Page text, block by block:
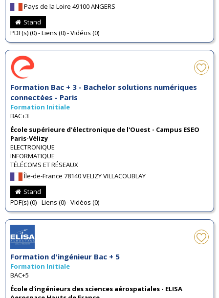
Pays de la Loire 49100 ANGERS
Stand
PDF(s) (0) - Liens (0) - Vidéos (0)
Formation Bac + 3 - Bachelor solutions numériques
connectées - Paris
Formation Initiale
BAC+3
École supérieure d'électronique de l'Ouest - Campus ESEO
Paris-Vélizy
ELECTRONIQUE
INFORMATIQUE
TÉLÉCOMS ET RÉSEAUX
Île-de-France 78140 VELIZY VILLACOUBLAY
Stand
PDF(s) (0) - Liens (0) - Vidéos (0)
Formation d'ingénieur Bac + 5
Formation Initiale
BAC+5
École d'ingénieurs des sciences aérospatiales - ELISA